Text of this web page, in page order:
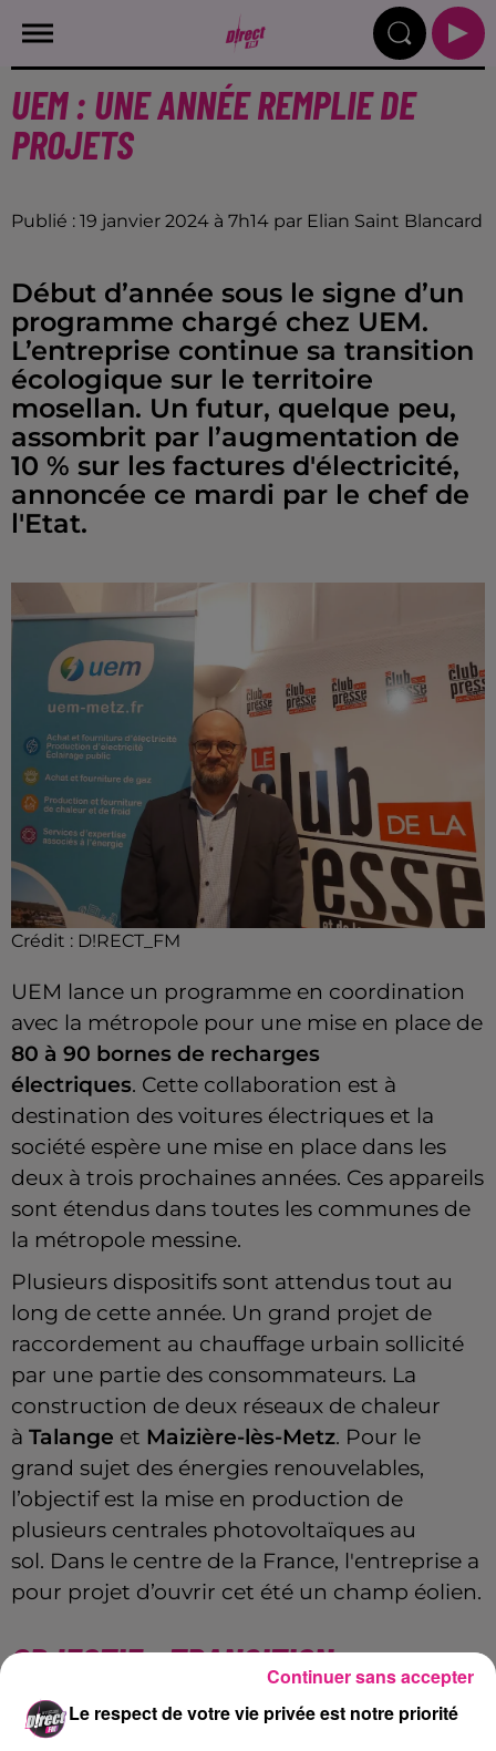
UEM : UNE ANNÉE REMPLIE DE
PROJETS
Publié : 19 janvier 2024 à 7h14 par Elian Saint Blancard
Début d’année sous le signe d’un
programme chargé chez UEM.
L’entreprise continue sa transition
écologique sur le territoire
mosellan. Un futur, quelque peu,
assombrit par l’augmentation de
10 % sur les factures d'électricité,
annoncée ce mardi par le chef de
l'Etat.
Crédit : D!RECT_FM
UEM lance un programme en coordination
avec la métropole pour une mise en place de
80 à 90 bornes de recharges
électriques. Cette collaboration est à
destination des voitures électriques et la
société espère une mise en place dans les
deux à trois prochaines années. Ces appareils
sont étendus dans toutes les communes de
la métropole messine.
Plusieurs dispositifs sont attendus tout au
long de cette année. Un grand projet de
raccordement au chauffage urbain sollicité
par une partie des consommateurs. La
construction de deux réseaux de chaleur
à Talange et Maizière-lès-Metz. Pour le
grand sujet des énergies renouvelables,
l’objectif est la mise en production de
plusieurs centrales photovoltaïques au
sol. Dans le centre de la France, l'entreprise a
pour projet d’ouvrir cet été un champ éolien.
OBJECTIF : TRANSITION
ÉCOLOGIQUE
Le respect de votre vie privée est notre priorité
Continuer sans accepter